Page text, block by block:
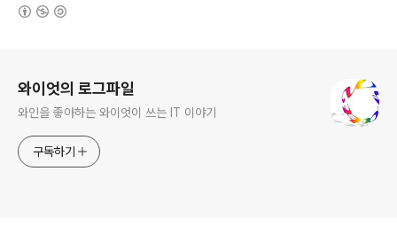
와이엇의 로그파일
와인을 좋아하는 와이엇이 쓰는 IT 이야기
구독하기